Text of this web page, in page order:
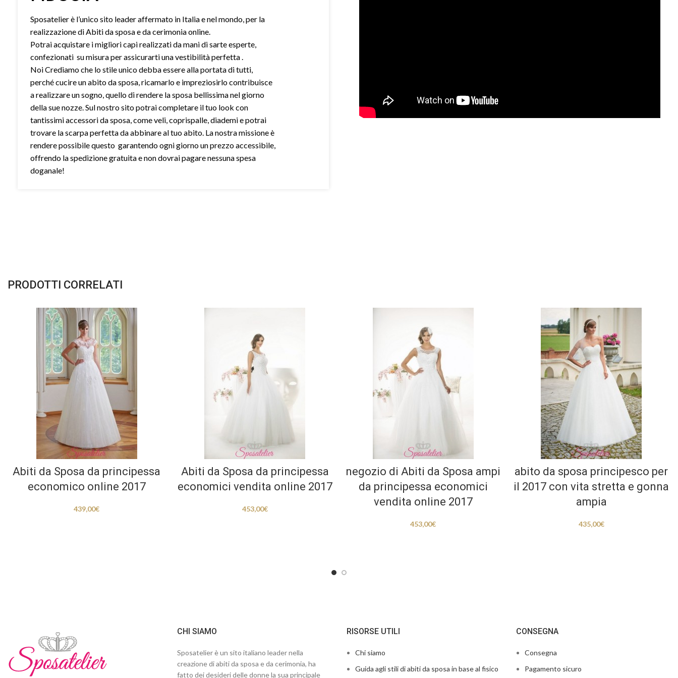
Sposatelier è l’unico sito leader affermato in Italia e nel mondo, per la
realizzazione di Abiti da sposa e da cerimonia online.
Potrai acquistare i migliori capi realizzati da mani di sarte esperte,
confezionati su misura per assicurarti una vestibilità perfetta .
Noi Crediamo che lo stile unico debba essere alla portata di tutti,
perché cucire un abito da sposa, ricamarlo e impreziosirlo contribuisce
a realizzare un sogno, quello di rendere la sposa bellissima nel giorno
della sue nozze. Sul nostro sito potrai completare il tuo look con
tantissimi accessori da sposa, come veli, coprispalle, diademi e potrai
trovare la scarpa perfetta da abbinare al tuo abito. La nostra missione è
rendere possibile questo garantendo ogni giorno un prezzo accessibile,
offrendo la spedizione gratuita e non dovrai pagare nessuna spesa
doganale!
PRODOTTI CORRELATI
Abiti da Sposa da principessa
economico online 2017
439,00€
Abiti da Sposa da principessa
economici vendita online 2017
453,00€
negozio di Abiti da Sposa ampi
da principessa economici
vendita online 2017
453,00€
abito da sposa principesco per
il 2017 con vita stretta e gonna
ampia
435,00€
CHI SIAMO
Sposatelier è un sito italiano leader nella
creazione di abiti da sposa e da cerimonia, ha
fatto dei desideri delle donne la sua principale
RISORSE UTILI
Chi siamo
Guida agli stili di abiti da sposa in base al fisico
CONSEGNA
Consegna
Pagamento sicuro